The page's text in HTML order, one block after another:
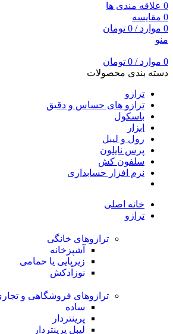
0 علاقه مندی ها
0 مقایسه
0 موارد /
0 تومان
منو
0 موارد /
0 تومان
دسته بندی محصولات
ترازو
ترازو های حساس و دقیق
باسکول
ابزار
رول و لیبل
پرس نایلون
سلفون کش
نرم افزار حسابداری
خانه اصلی
ترازو
ترازوهای خانگی
آشپزخانه
زیرپایی یا حمامی
نوزادکش
ترازوهای فروشگاهی و
ساده
پرینتردار
لیبل پرینتردار